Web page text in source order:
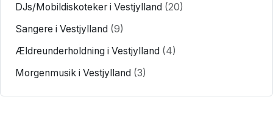
DJs/Mobildiskoteker i Vestjylland (20)
Sangere i Vestjylland (9)
Ældreunderholdning i Vestjylland (4)
Morgenmusik i Vestjylland (3)